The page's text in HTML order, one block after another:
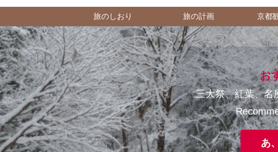
旅のしおり 旅の計画 京都
お
三大祭、紅葉、名
あ